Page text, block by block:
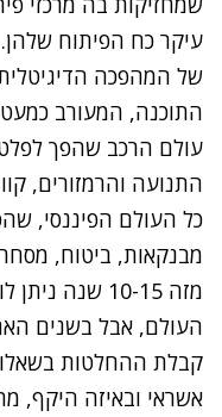
עיקר כח הפיתוח
של המהפכה
התוכנה, המעורב
עולם הרכב שהפך
התנועה והרמזורים,
כל העולם הפיננסי,
מבנקאות, ביטוח,
מזה 10-15
העולם, אבל בשנים
קבלת ההחלטות בשאלות
אשראי ובאיזה היקף,